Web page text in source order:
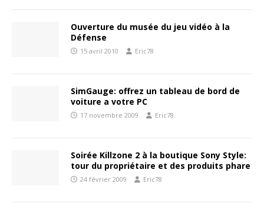
Ouverture du musée du jeu vidéo à la
Défense
15 avril 2010 Eric78
SimGauge: offrez un tableau de bord de
voiture a votre PC
17 novembre 2009 Eric78
Soirée Killzone 2 à la boutique Sony Style:
tour du propriétaire et des produits phare
24 février 2009 Eric78